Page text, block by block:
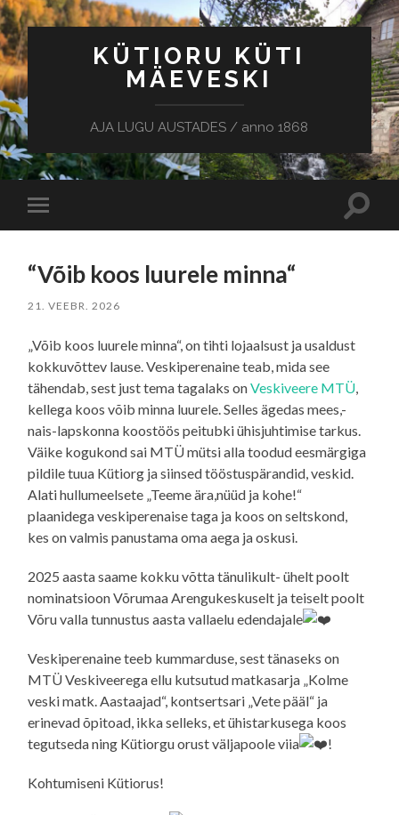
KÜTIORU KÜTI
MÄEVESKI
AJA LUGU AUSTADES / anno 1868
Toggle
mobile
Toggle
“Võib koos luurele minna“
21. VEEBR. 2026
„Võib koos luurele minna“, on tihti lojaalsust ja usaldust
kokkuvõttev lause. Veskiperenaine teab, mida see
tähendab, sest just tema tagalaks onVeskiveere MTÜ
kellega koos võib minna luurele. Selles ägedas mees,-
nais-lapskonna koostöös peitubki ühisjuhtimise tarkus.
Väike kogukond sai MTÜ mütsi alla toodud eesmärgiga
pildile tuua Kütiorg ja siinsed tööstuspärandid, veskid.
Alati hullumeelsete „Teeme ära,nüüd ja kohe!“
plaanidega veskiperenaise taga ja koos on seltskond,
kes on valmis panustama oma aega ja oskusi.
2025 aasta saame kokku võtta tänulikult- ühelt poolt
nominatsioon Võrumaa Arengukeskuselt ja teiselt poolt
Võru valla tunnustus aasta vallaelu edendajale
Veskiperenaine teeb kummarduse, sest tänaseks on
MTÜ Veskiveerega ellu kutsutud matkasarja „Kolme
veski matk. Aastaajad“, kontsertsari „Vete pääl“ ja
erinevad õpitoad, ikka selleks, et ühistarkusega koos
tegutseda ning Kütiorgu orust väljapoole viia
!
Kohtumiseni Kütiorus!